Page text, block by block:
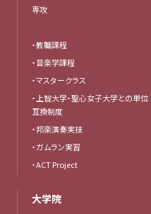
専攻
・教職課程
・音楽学課程
・マスタークラス
・上智大学・聖心女子大学との単位
互換制度
・邦楽演奏実技
・ガムラン実習
・ACT Project
大学院